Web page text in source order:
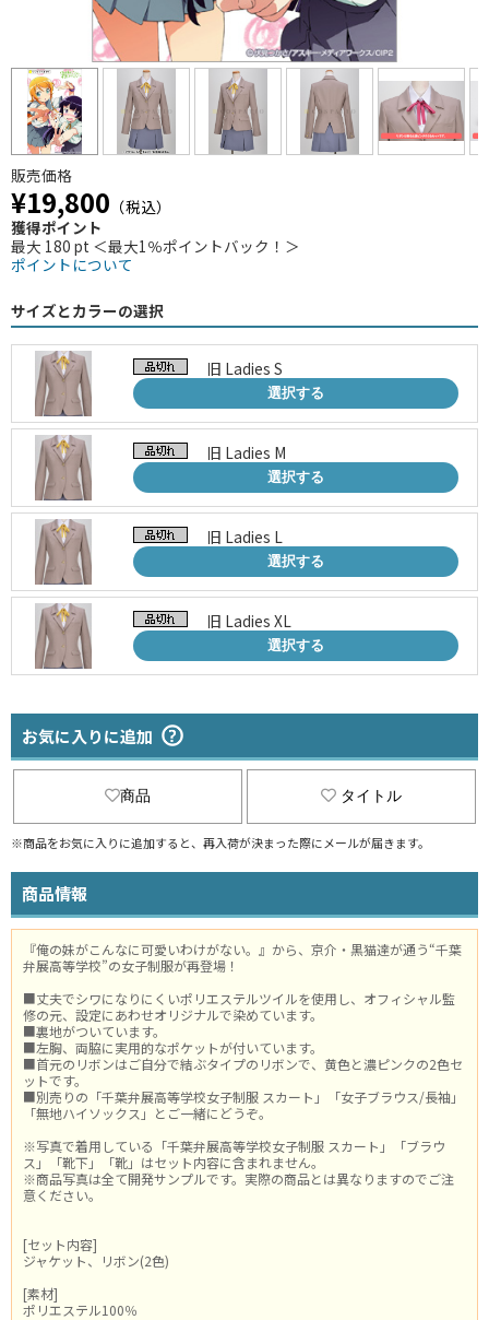
販売価格
¥19,800 （税込）
獲得ポイント
最大 180 pt ＜最大1％ポイントバック！＞
ポイントについて
サイズとカラーの選択
旧 Ladies S
選択する
旧 Ladies M
選択する
旧 Ladies L
選択する
旧 Ladies XL
選択する
お気に入りに追加
商品 タイトル
※商品をお気に入りに追加すると、再入荷が決まった際にメールが届きます。
商品情報
『俺の妹がこんなに可愛いわけがない。』から、京介・黒猫達が通う“千葉
弁展高等学校”の女子制服が再登場！
■丈夫でシワになりにくいポリエステルツイルを使用し、オフィシャル監
修の元、設定にあわせオリジナルで染めています。
■裏地がついています。
■左胸、両脇に実用的なポケットが付いています。
■首元のリボンはご自分で結ぶタイプのリボンで、黄色と濃ピンクの2色セ
ットです。
■別売りの「千葉弁展高等学校女子制服 スカート」「女子ブラウス/長袖」
「無地ハイソックス」とご一緒にどうぞ。
※写真で着用している「千葉弁展高等学校女子制服 スカート」「ブラウ
ス」「靴下」「靴」はセット内容に含まれません。
※商品写真は全て開発サンプルです。実際の商品とは異なりますのでご注
意ください。
[セット内容]
ジャケット、リボン(2色)
[素材]
ポリエステル100％